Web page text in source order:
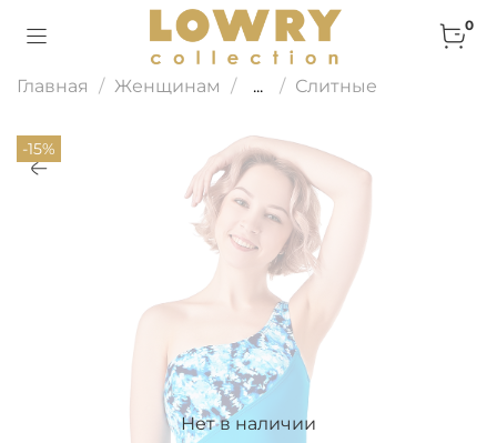
0
Главная Женщинам ... Слитные
Нет в наличии
-15%